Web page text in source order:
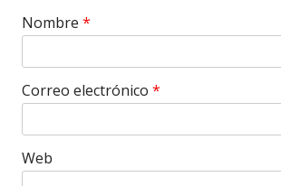
Nombre *
Correo electrónico *
Web